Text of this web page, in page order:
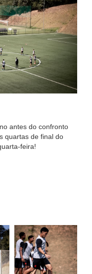
antes do confronto
quartas de final do
feira!